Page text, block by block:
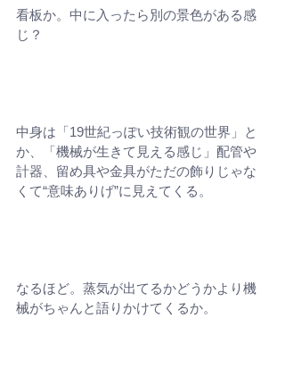
看板か。中に入ったら別の景色がある感
じ？
中身は「19世紀っぽい技術観の世界」と
か、「機械が生きて見える感じ」配管や
計器、留め具や金具がただの飾りじゃな
くて“意味ありげ”に見えてくる。
なるほど。蒸気が出てるかどうかより機
械がちゃんと語りかけてくるか。